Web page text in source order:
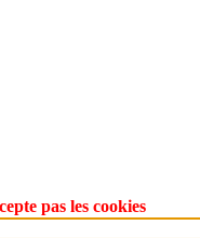
pas les cookies